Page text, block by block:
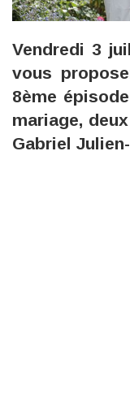
Vendredi 3
vous
8ème
mariage,
Gabriel